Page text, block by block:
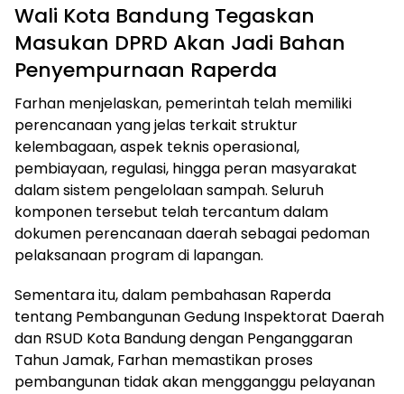
Wali Kota Bandung Tegaskan
Masukan DPRD Akan Jadi Bahan
Penyempurnaan Raperda
Farhan menjelaskan, pemerintah telah memiliki
perencanaan yang jelas terkait struktur
kelembagaan, aspek teknis operasional,
pembiayaan, regulasi, hingga peran masyarakat
dalam sistem pengelolaan sampah. Seluruh
komponen tersebut telah tercantum dalam
dokumen perencanaan daerah sebagai pedoman
pelaksanaan program di lapangan.
Sementara itu, dalam pembahasan Raperda
tentang Pembangunan Gedung Inspektorat Daerah
dan RSUD Kota Bandung dengan Penganggaran
Tahun Jamak, Farhan memastikan proses
pembangunan tidak akan mengganggu pelayanan